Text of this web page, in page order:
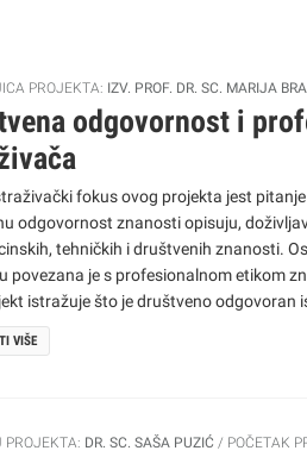
PROJEKTA: IZV. PROF. DR. SC. MARIJA
odgovornost i
fokus ovog projekta jest
odgovornost znanosti opisuju,
tehničkih i društvenih znanosti.
povezana je s profesionalnom etikom
istražuje što je društveno odgovoran
znanstvene zajednice i kroz
VIŠE
PROJEKTA: DR. SC. SAŠA PUZIĆ POČETAK